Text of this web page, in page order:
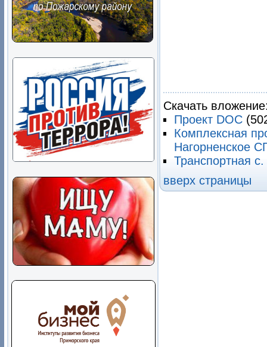
Скачать
Проект DOC
Комплексная
Нагорненское
Транспортная
вверх страницы